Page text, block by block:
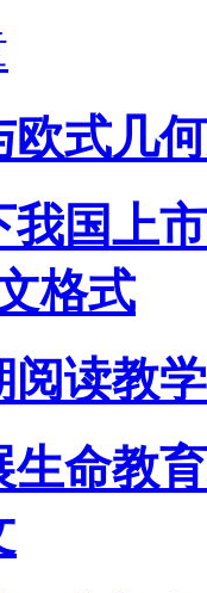
式几
我国上
格式
读教
命教